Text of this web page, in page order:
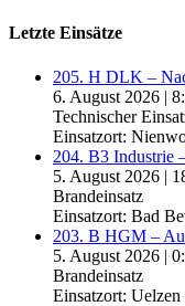
Letzte Einsätze
205. H DLK –
6. August 2026 |
Technischer
Einsatzort:
204. B3 Industrie
5. August 2026 |
Brandeinsatz
Einsatzort: Bad
203. B HGM –
5. August 2026 |
Brandeinsatz
Einsatzort: